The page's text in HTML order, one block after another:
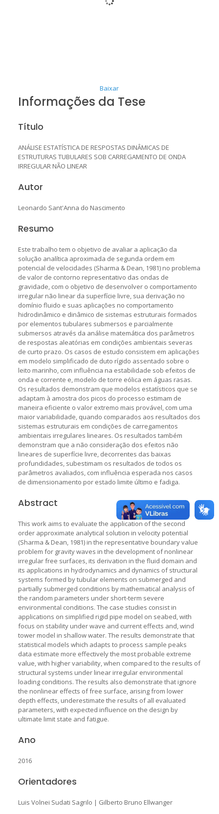
Baixar
Informações da Tese
Título
ANÁLISE ESTATÍSTICA DE RESPOSTAS DINÂMICAS DE
ESTRUTURAS TUBULARES SOB CARREGAMENTO DE ONDA
IRREGULAR NÃO LINEAR
Autor
Leonardo Sant'Anna do Nascimento
Resumo
Este trabalho tem o objetivo de avaliar a aplicação da
solução analítica aproximada de segunda ordem em
potencial de velocidades (Sharma & Dean, 1981) no problema
de valor de contorno representativo das ondas de
gravidade, com o objetivo de desenvolver o comportamento
irregular não linear da superfície livre, sua derivação no
domínio fluido e suas aplicações no comportamento
hidrodinâmico e dinâmico de sistemas estruturais formados
por elementos tubulares submersos e parcialmente
submersos através da análise matemática dos parâmetros
de respostas aleatórias em condições ambientais severas
de curto prazo. Os casos de estudo consistem em aplicações
em modelo simplificado de duto rígido assentado sobre o
leito marinho, com influência na estabilidade sob efeitos de
onda e corrente e, modelo de torre eólica em águas rasas.
Os resultados demonstram que modelos estatísticos que se
adaptam à amostra dos picos do processo estimam de
maneira eficiente o valor extremo mais provável, com uma
maior variabilidade, quando comparados aos resultados dos
sistemas estruturais em condições de carregamentos
ambientais irregulares lineares. Os resultados também
demonstram que a não consideração dos efeitos não
lineares de superfície livre, decorrentes das baixas
profundidades, subestimam os resultados de todos os
parâmetros avaliados, com influência esperada nos casos
de dimensionamento por estado limite último e fadiga.
Abstract
This work aims to evaluate the application of the second
order approximate analytical solution in velocity potential
(Sharma & Dean, 1981) in the representative boundary value
problem for gravity waves in the development of nonlinear
irregular free surfaces, its derivation in the fluid domain and
its applications in hydrodynamics and dynamics of structural
systems formed by tubular elements on submerged and
partially submerged conditions by mathematical analysis of
the random parameters under short-term severe
environmental conditions. The case studies consist in
applications on simplified rigid pipe model on seabed, with
focus on stability under wave and current effects and, wind
tower model in shallow water. The results demonstrate that
statistical models which adapts to process sample peaks
data estimate more effectively the most probable extreme
value, with higher variability, when compared to the results of
structural systems under linear irregular environmental
loading conditions. The results also demonstrate that ignore
the nonlinear effects of free surface, arising from lower
depth effects, underestimate the results of all evaluated
parameters, with expected influence on the design by
ultimate limit state and fatigue.
Ano
2016
Orientadores
Luis Volnei Sudati Sagrilo | Gilberto Bruno Ellwanger